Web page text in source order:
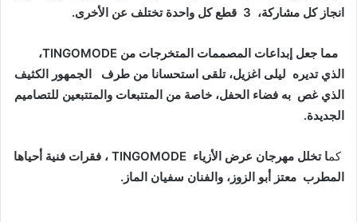
انجاز كل مشاركة، 3 قطع كل واحدة تختلف عن الأخرى.
مما جعل إبداعات المصممات المتخرجات من TINGOMODE،
الذي تديره ليلى اغزيل، تلقى استحسانا من طرف الجمهور الكثيف
الذي غص به فضاء الحفل، خاصة من المتتبعات والمتتبعين للتصاميم
الجديدة.
كم
ا تخلل مهرجان عرض الأزياء TINGOMODE ، فقرات فنية أحياها
المطرب معتز أبو الزوز، والفنان سفيان الماز.